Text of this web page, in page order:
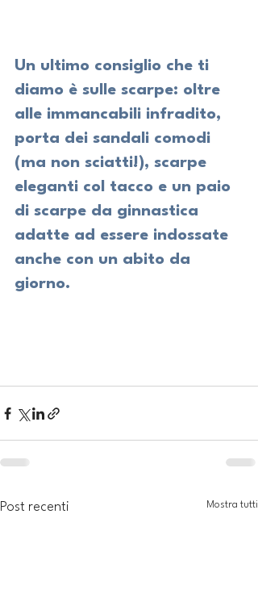
Un ultimo consiglio che ti
diamo è sulle scarpe: oltre
alle immancabili infradito,
porta dei sandali comodi
(ma non sciatti!), scarpe
eleganti col tacco e un paio
di scarpe da ginnastica
adatte ad essere indossate
anche con un abito da
giorno.
Post recenti Mostra tutti